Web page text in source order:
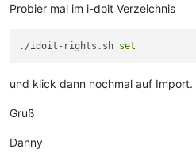
Probier mal im i-doit Verzeichnis
./idoit-rights.sh set
und klick dann nochmal auf Import.
Gruß
Danny